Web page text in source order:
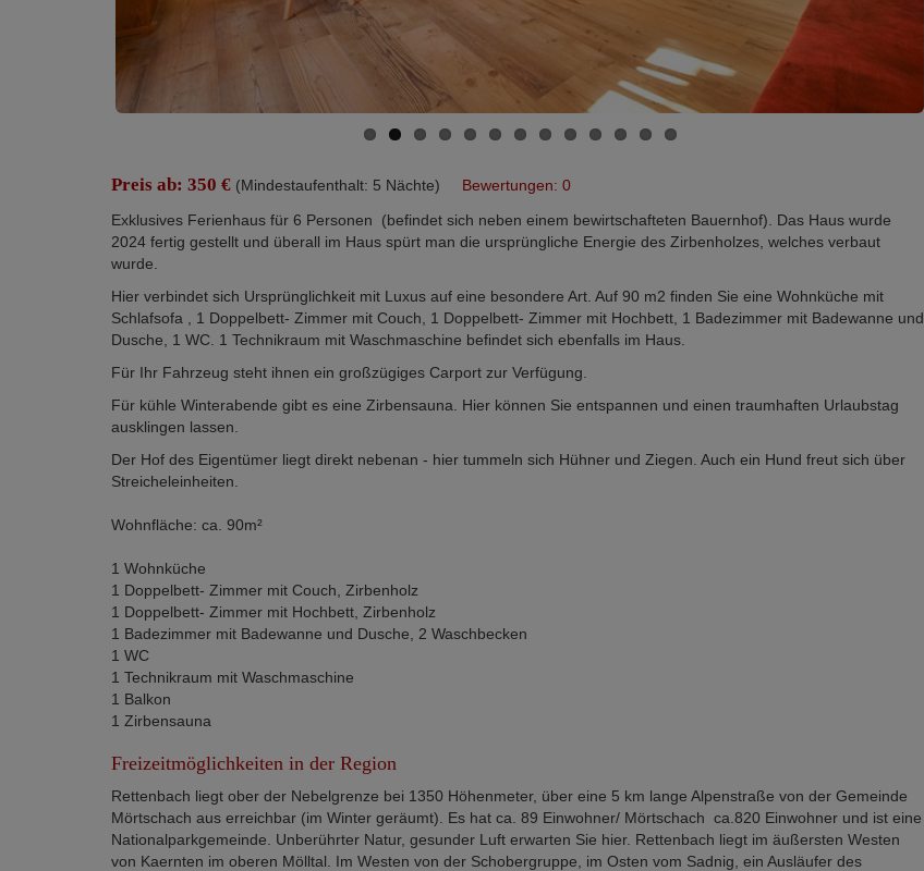
Preis ab: 350 € (Mindestaufenthalt: 5 Nächte) Bewertungen: 0
Exklusives Ferienhaus für 6 Personen (befindet sich neben einem bewirtschafteten Bauernhof). Das Haus wurde
2024 fertig gestellt und überall im Haus spürt man die ursprüngliche Energie des Zirbenholzes, welches verbaut
wurde.
Hier verbindet sich Ursprünglichkeit mit Luxus auf eine besondere Art. Auf 90 m2 finden Sie eine Wohnküche mit
Schlafsofa , 1 Doppelbett- Zimmer mit Couch, 1 Doppelbett- Zimmer mit Hochbett, 1 Badezimmer mit Badewanne und
Dusche, 1 WC. 1 Technikraum mit Waschmaschine befindet sich ebenfalls im Haus.
Für Ihr Fahrzeug steht ihnen ein großzügiges Carport zur Verfügung.
Für kühle Winterabende gibt es eine Zirbensauna. Hier können Sie entspannen und einen traumhaften Urlaubstag
ausklingen lassen.
Der Hof des Eigentümer liegt direkt nebenan - hier tummeln sich Hühner und Ziegen. Auch ein Hund freut sich über
Streicheleinheiten.
Wohnfläche: ca. 90m²
1 Wohnküche
1 Doppelbett- Zimmer mit Couch, Zirbenholz
1 Doppelbett- Zimmer mit Hochbett, Zirbenholz
1 Badezimmer mit Badewanne und Dusche, 2 Waschbecken
1 WC
1 Technikraum mit Waschmaschine
1 Balkon
1 Zirbensauna
Freizeitmöglichkeiten in der Region
Rettenbach liegt ober der Nebelgrenze bei 1350 Höhenmeter, über eine 5 km lange Alpenstraße von der Gemeinde
Mörtschach aus erreichbar (im Winter geräumt). Es hat ca. 89 Einwohner/ Mörtschach ca.820 Einwohner und ist eine
Nationalparkgemeinde. Unberührter Natur, gesunder Luft erwarten Sie hier. Rettenbach liegt im äußersten Westen
von Kaernten im oberen Mölltal. Im Westen von der Schobergruppe, im Osten vom Sadnig, ein Ausläufer des